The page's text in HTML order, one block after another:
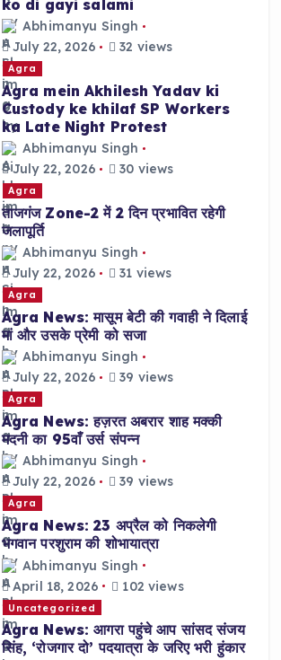
ko di gayi salami
Abhimanyu Singh
July 22, 2026
32 views
Agra
Agra mein Akhilesh Yadav ki
Custody ke khilaf SP Workers
ka Late Night Protest
Abhimanyu Singh
July 22, 2026
30 views
Agra
ताजगंज Zone-2 में 2 दिन प्रभावित रहेगी
जलापूर्ति
Abhimanyu Singh
July 22, 2026
31 views
Agra
Agra News: मासूम बेटी की गवाही ने दिलाई
मां और उसके प्रेमी को सजा
Abhimanyu Singh
July 22, 2026
39 views
Agra
Agra News: हज़रत अबरार शाह मक्की
मदनी का 95वाँ उर्स संपन्न
Abhimanyu Singh
July 22, 2026
39 views
Agra
Agra News: 23 अप्रैल को निकलेगी
भगवान परशुराम की शोभायात्रा
Abhimanyu Singh
April 18, 2026
102 views
Uncategorized
Agra News: आगरा पहुंचे आप सांसद संजय
सिंह, ‘रोजगार दो’ पदयात्रा के जरिए भरी हुंकार